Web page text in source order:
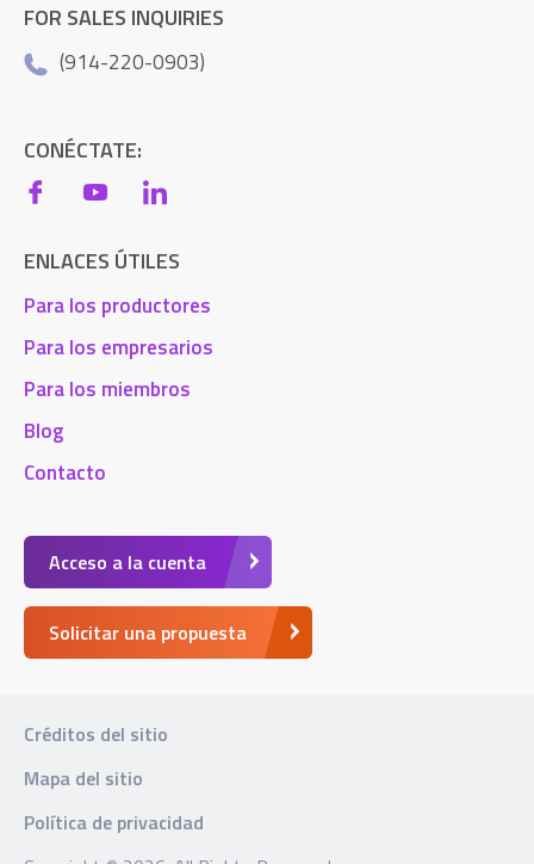
FOR SALES INQUIRIES
(914-220-0903)
CONÉCTATE:
ENLACES ÚTILES
Para los productores
Para los empresarios
Para los miembros
Blog
Contacto
Acceso a la cuenta
Solicitar una propuesta
Créditos del sitio
Mapa del sitio
Política de privacidad